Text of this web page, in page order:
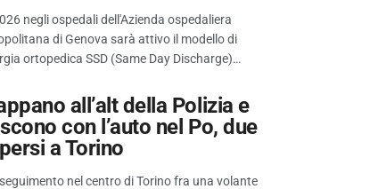
negli ospedali dell'Azienda ospedaliera
di Genova sarà attivo il modello di
ortopedica SSD (Same Day Discharge)…
all’alt della Polizia e
con l’auto nel Po, due
a Torino
nel centro di Torino fra una volante